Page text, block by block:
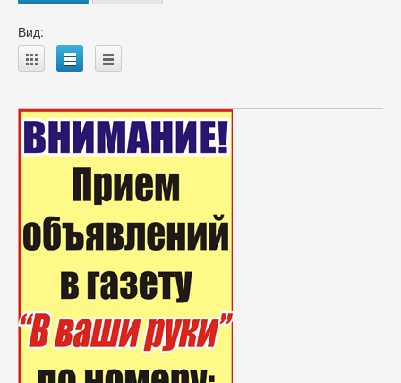
Вид:
A B C